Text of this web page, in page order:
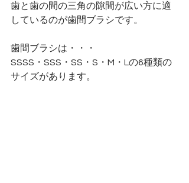
歯と歯の間の三角の隙間が広い方に適
しているのが歯間ブラシです。
歯間ブラシは・・・
SSSS・SSS・SS・S・M・Lの6種類の
サイズがあります。